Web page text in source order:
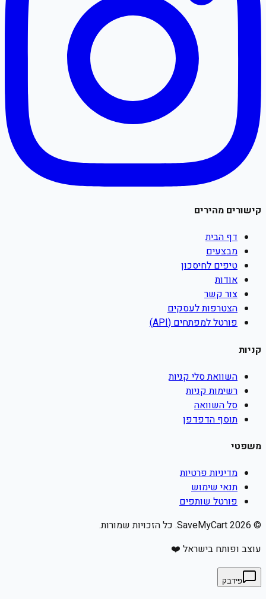
קישורים מהירים
דף הבית
מבצעים
טיפים לחיסכון
אודות
צור קשר
הצטרפות לעסקים
פורטל למפתחים (API)
קניות
השוואת סלי קניות
רשימות קניות
סל השוואה
תוסף הדפדפן
משפטי
מדיניות פרטיות
תנאי שימוש
פורטל שותפים
©
2026
עוצב ופותח בישראל ❤️
פידבק